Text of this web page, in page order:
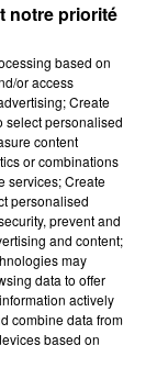
agressions et
aujourd’hui,
ce mercredi
la réclusion
Le
notre priorité
based on
or access
Create
select personalised
content
or combinations
services; Create
personalised
prevent and
and content;
may
data to offer
actively
combine data from
based on